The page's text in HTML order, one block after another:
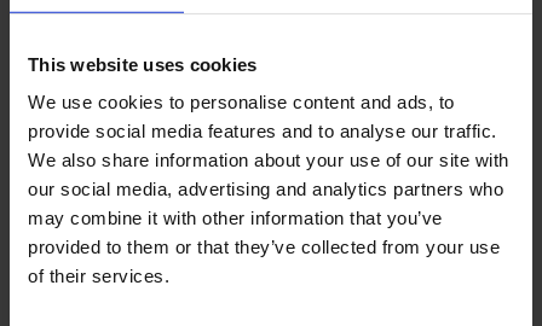
This website uses cookies
We use cookies to personalise content and ads, to
provide social media features and to analyse our traffic.
We also share information about your use of our site with
our social media, advertising and analytics partners who
may combine it with other information that you’ve
provided to them or that they’ve collected from your use
of their services.
395KR
2-5 vardagar
KÖP
2-5 vardagar
KÖP